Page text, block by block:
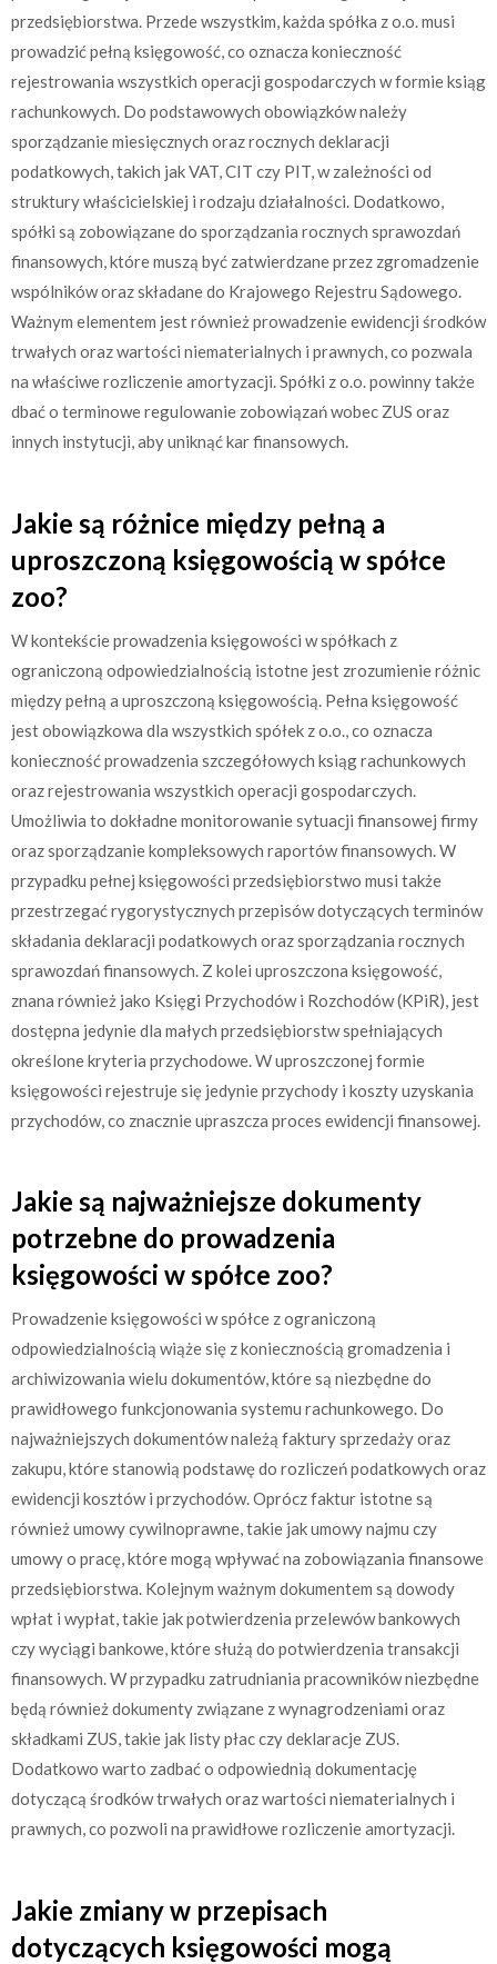
przedsiębiorstwa. Przede wszystkim, każda spółka z o.o. musi
prowadzić pełną księgowość, co oznacza konieczność
rejestrowania wszystkich operacji gospodarczych w formie ksiąg
rachunkowych. Do podstawowych obowiązków należy
sporządzanie miesięcznych oraz rocznych deklaracji
podatkowych, takich jak VAT, CIT czy PIT, w zależności od
struktury właścicielskiej i rodzaju działalności. Dodatkowo,
spółki są zobowiązane do sporządzania rocznych sprawozdań
finansowych, które muszą być zatwierdzane przez zgromadzenie
wspólników oraz składane do Krajowego Rejestru Sądowego.
Ważnym elementem jest również prowadzenie ewidencji środków
trwałych oraz wartości niematerialnych i prawnych, co pozwala
na właściwe rozliczenie amortyzacji. Spółki z o.o. powinny także
dbać o terminowe regulowanie zobowiązań wobec ZUS oraz
innych instytucji, aby uniknąć kar finansowych.
Jakie są różnice między pełną a
uproszczoną księgowością w spółce
zoo?
W kontekście prowadzenia księgowości w spółkach z
ograniczoną odpowiedzialnością istotne jest zrozumienie różnic
między pełną a uproszczoną księgowością. Pełna księgowość
jest obowiązkowa dla wszystkich spółek z o.o., co oznacza
konieczność prowadzenia szczegółowych ksiąg rachunkowych
oraz rejestrowania wszystkich operacji gospodarczych.
Umożliwia to dokładne monitorowanie sytuacji finansowej firmy
oraz sporządzanie kompleksowych raportów finansowych. W
przypadku pełnej księgowości przedsiębiorstwo musi także
przestrzegać rygorystycznych przepisów dotyczących terminów
składania deklaracji podatkowych oraz sporządzania rocznych
sprawozdań finansowych. Z kolei uproszczona księgowość,
znana również jako Księgi Przychodów i Rozchodów (KPiR), jest
dostępna jedynie dla małych przedsiębiorstw spełniających
określone kryteria przychodowe. W uproszczonej formie
księgowości rejestruje się jedynie przychody i koszty uzyskania
przychodów, co znacznie upraszcza proces ewidencji finansowej.
Jakie są najważniejsze dokumenty
potrzebne do prowadzenia
księgowości w spółce zoo?
Prowadzenie księgowości w spółce z ograniczoną
odpowiedzialnością wiąże się z koniecznością gromadzenia i
archiwizowania wielu dokumentów, które są niezbędne do
prawidłowego funkcjonowania systemu rachunkowego. Do
najważniejszych dokumentów należą faktury sprzedaży oraz
zakupu, które stanowią podstawę do rozliczeń podatkowych oraz
ewidencji kosztów i przychodów. Oprócz faktur istotne są
również umowy cywilnoprawne, takie jak umowy najmu czy
umowy o pracę, które mogą wpływać na zobowiązania finansowe
przedsiębiorstwa. Kolejnym ważnym dokumentem są dowody
wpłat i wypłat, takie jak potwierdzenia przelewów bankowych
czy wyciągi bankowe, które służą do potwierdzenia transakcji
finansowych. W przypadku zatrudniania pracowników niezbędne
będą również dokumenty związane z wynagrodzeniami oraz
składkami ZUS, takie jak listy płac czy deklaracje ZUS.
Dodatkowo warto zadbać o odpowiednią dokumentację
dotyczącą środków trwałych oraz wartości niematerialnych i
prawnych, co pozwoli na prawidłowe rozliczenie amortyzacji.
Jakie zmiany w przepisach
dotyczących księgowości mogą